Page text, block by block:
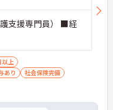
支援専門員） ■経
以上
あり
社会保険完備